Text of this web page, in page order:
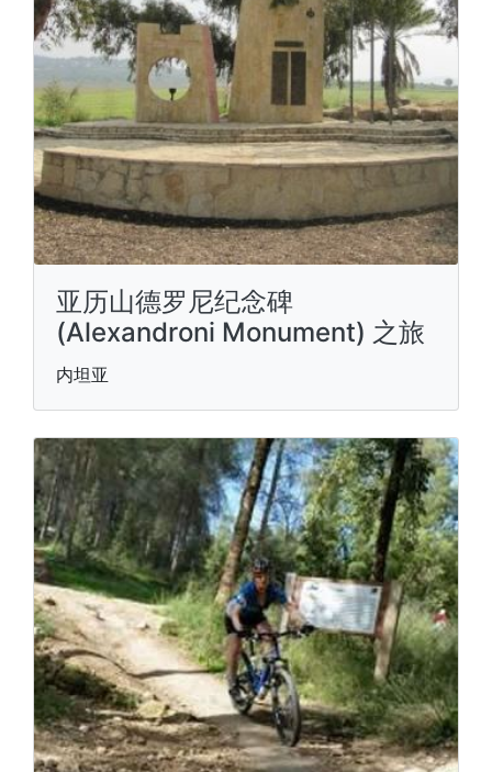
亚历山德罗尼纪念碑
(Alexandroni Monument) 之旅
内坦亚